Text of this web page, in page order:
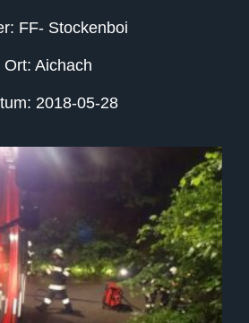
FF- Stockenboi
Ort: Aichach
2018-05-28